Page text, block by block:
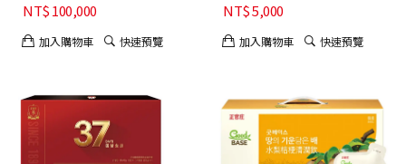
NT$100,000
加入購物車 快速預覽
NT$5,000
加入購物車 快速預覽